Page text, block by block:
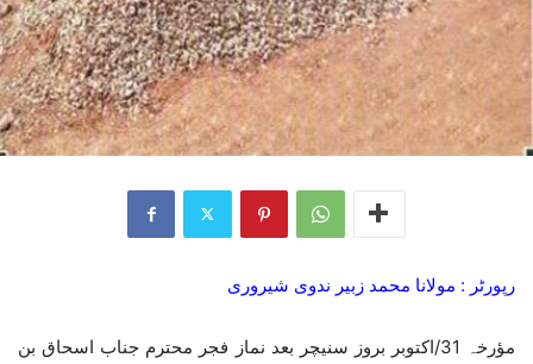
رپورٹر : مولانا محمد زبیر ندوی شیروری
مؤرخہ 31/اکتوبر بروز سنیچر بعد نماز فجر محترم جناب اسحاق بن